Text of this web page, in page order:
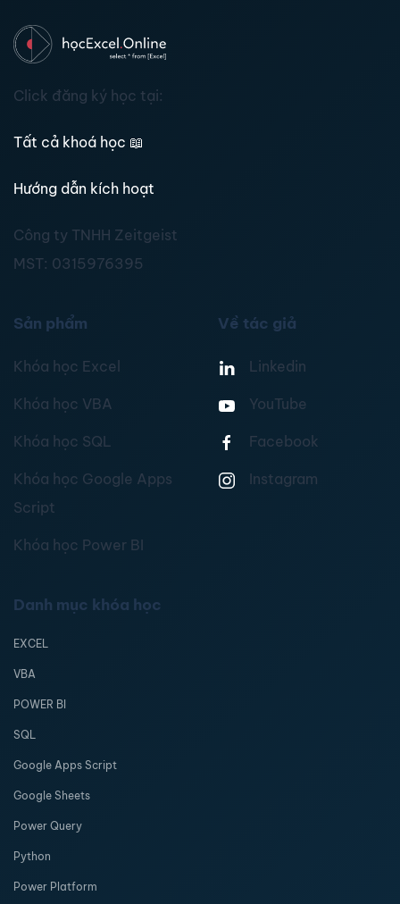
Click đăng ký học tại:
Tất cả khoá học 📖
Hướng dẫn kích hoạt
Công ty TNHH Zeitgeist
MST: 0315976395
Sản phẩm
Khóa học Excel
Khóa học VBA
Khóa học SQL
Khóa học Google Apps
Script
Khóa học Power BI
Về tác giả
Linkedin
YouTube
Facebook
Instagram
Danh mục khóa học
EXCEL
VBA
POWER BI
SQL
Google Apps Script
Google Sheets
Power Query
Python
Power Platform